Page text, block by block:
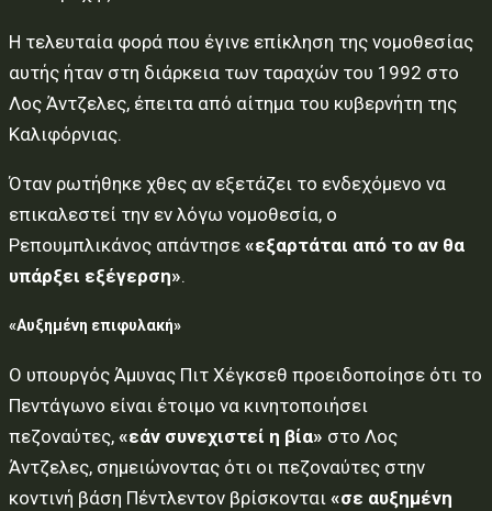
Η τελευταία φορά που έγινε επίκληση της νομοθεσίας
αυτής ήταν στη διάρκεια των ταραχών του 1992 στο
Λος Άντζελες, έπειτα από αίτημα του κυβερνήτη της
Καλιφόρνιας.
Όταν ρωτήθηκε χθες αν εξετάζει το ενδεχόμενο να
επικαλεστεί την εν λόγω νομοθεσία, ο
Ρεπουμπλικάνος απάντησε «εξαρτάται από το αν θα
υπάρξει εξέγερση».
«Αυξημένη επιφυλακή»
Ο υπουργός Άμυνας Πιτ Χέγκσεθ προειδοποίησε ότι το
Πεντάγωνο είναι έτοιμο να κινητοποιήσει
πεζοναύτες, «εάν συνεχιστεί η βία» στο Λος
Άντζελες, σημειώνοντας ότι οι πεζοναύτες στην
κοντινή βάση Πέντλεντον βρίσκονται «σε αυξημένη